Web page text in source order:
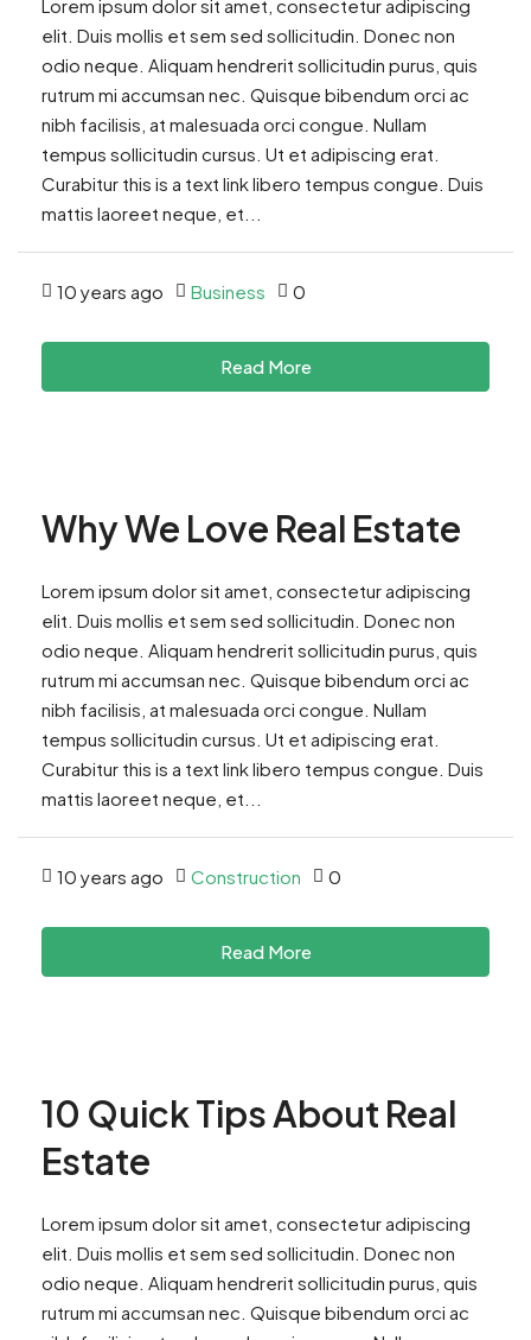
Lorem ipsum dolor sit amet, consectetur adipiscing
elit. Duis mollis et sem sed sollicitudin. Donec non
odio neque. Aliquam hendrerit sollicitudin purus, quis
rutrum mi accumsan nec. Quisque bibendum orci ac
nibh facilisis, at malesuada orci congue. Nullam
tempus sollicitudin cursus. Ut et adipiscing erat.
Curabitur this is a text link libero tempus congue. Duis
mattis laoreet neque, et...
10 years ago Business 0
Read More
Why We Love Real Estate
Lorem ipsum dolor sit amet, consectetur adipiscing
elit. Duis mollis et sem sed sollicitudin. Donec non
odio neque. Aliquam hendrerit sollicitudin purus, quis
rutrum mi accumsan nec. Quisque bibendum orci ac
nibh facilisis, at malesuada orci congue. Nullam
tempus sollicitudin cursus. Ut et adipiscing erat.
Curabitur this is a text link libero tempus congue. Duis
mattis laoreet neque, et...
10 years ago Construction 0
Read More
10 Quick Tips About Real
Estate
Lorem ipsum dolor sit amet, consectetur adipiscing
elit. Duis mollis et sem sed sollicitudin. Donec non
odio neque. Aliquam hendrerit sollicitudin purus, quis
rutrum mi accumsan nec. Quisque bibendum orci ac